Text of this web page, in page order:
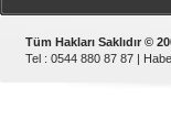
Tüm Hakları Saklıdır ©
Tel : 0544 880 87 87 |